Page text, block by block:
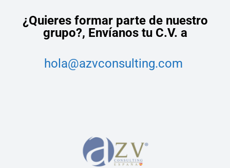
¿Quieres formar parte de nuestro
grupo?, Envíanos tu C.V. a
hola@azvconsulting.com